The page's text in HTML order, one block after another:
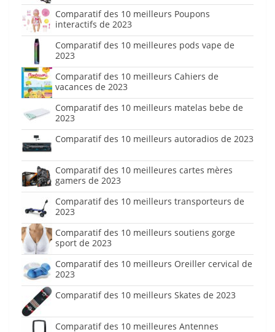
Comparatif des 10 meilleurs Poupons
interactifs de 2023
Comparatif des 10 meilleures pods vape de
2023
Comparatif des 10 meilleurs Cahiers de
vacances de 2023
Comparatif des 10 meilleurs matelas bebe de
2023
Comparatif des 10 meilleurs autoradios de 2023
Comparatif des 10 meilleures cartes mères
gamers de 2023
Comparatif des 10 meilleurs transporteurs de
2023
Comparatif des 10 meilleurs soutiens gorge
sport de 2023
Comparatif des 10 meilleurs Oreiller cervical de
2023
Comparatif des 10 meilleurs Skates de 2023
Comparatif des 10 meilleures Antennes